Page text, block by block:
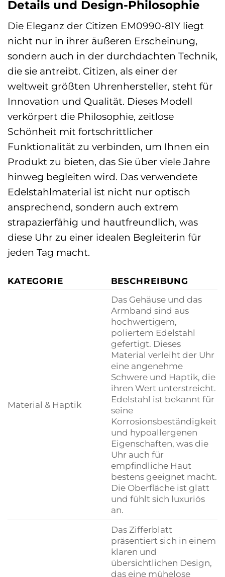
Details und Design-Philosophie
Die Eleganz der Citizen EM0990-81Y liegt
nicht nur in ihrer äußeren Erscheinung,
sondern auch in der durchdachten Technik,
die sie antreibt. Citizen, als einer der
weltweit größten Uhrenhersteller, steht für
Innovation und Qualität. Dieses Modell
verkörpert die Philosophie, zeitlose
Schönheit mit fortschrittlicher
Funktionalität zu verbinden, um Ihnen ein
Produkt zu bieten, das Sie über viele Jahre
hinweg begleiten wird. Das verwendete
Edelstahlmaterial ist nicht nur optisch
ansprechend, sondern auch extrem
strapazierfähig und hautfreundlich, was
diese Uhr zu einer idealen Begleiterin für
jeden Tag macht.
KATEGORIE BESCHREIBUNG
Material & Haptik
Das Gehäuse und das
Armband sind aus
hochwertigem,
poliertem Edelstahl
gefertigt. Dieses
Material verleiht der Uhr
eine angenehme
Schwere und Haptik, die
ihren Wert unterstreicht.
Edelstahl ist bekannt für
seine
Korrosionsbeständigkeit
und hypoallergenen
Eigenschaften, was die
Uhr auch für
empfindliche Haut
bestens geeignet macht.
Die Oberfläche ist glatt
und fühlt sich luxuriös
an.
Das Zifferblatt
präsentiert sich in einem
klaren und
übersichtlichen Design,
das eine mühelose